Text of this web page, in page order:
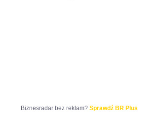
Biznesradar bez reklam? Sprawdź BR Plus